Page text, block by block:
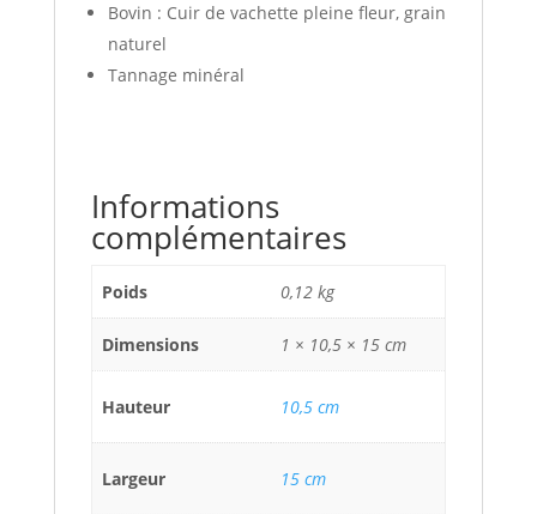
Bovin : Cuir de vachette pleine fleur, grain
naturel
Tannage minéral
Informations
complémentaires
Poids 0,12 kg
Dimensions 1 × 10,5 × 15 cm
Hauteur 10,5 cm
Largeur 15 cm